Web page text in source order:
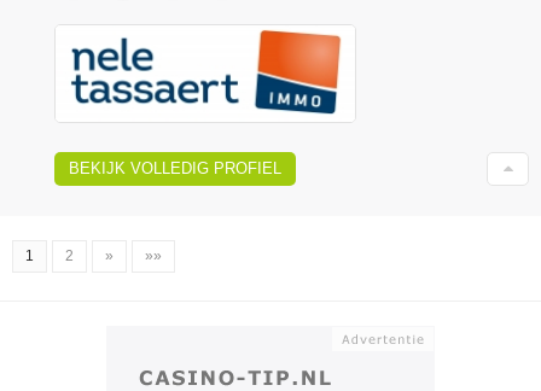
BEKIJK VOLLEDIG PROFIEL
1 2 » »»